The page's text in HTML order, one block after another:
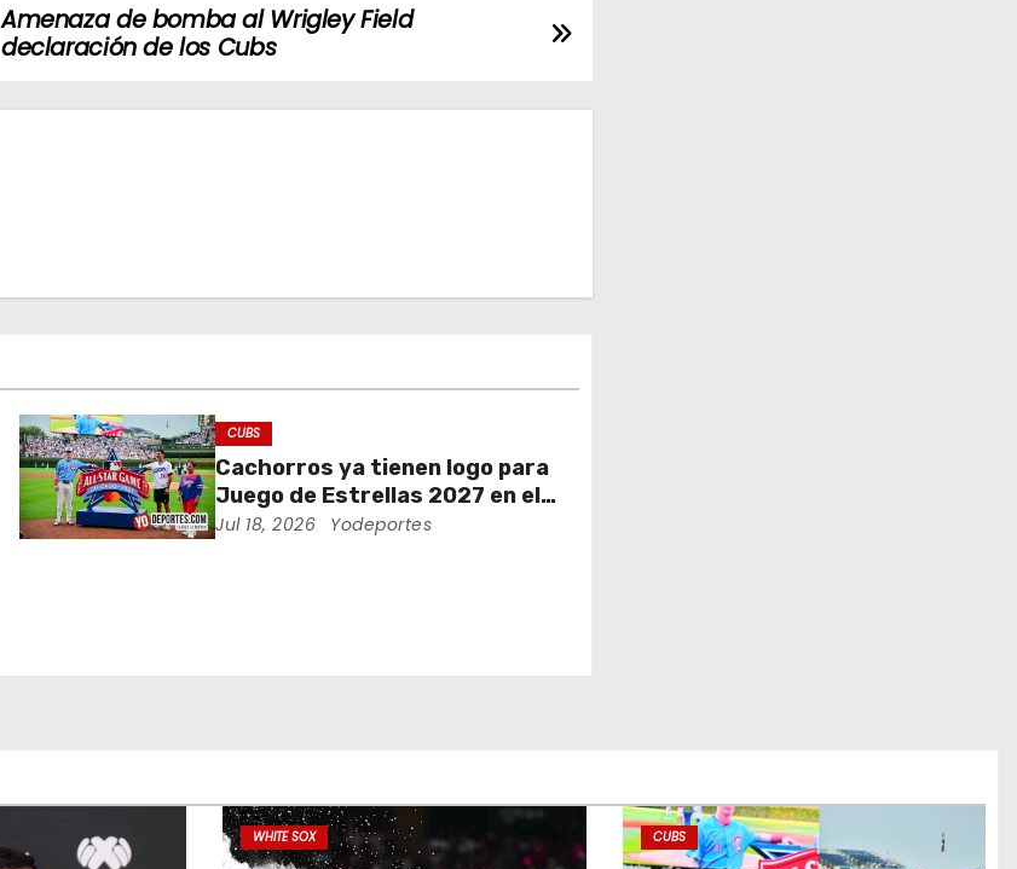
Amenaza de bomba al Wrigley Field
declaración de los Cubs
CUBS
Cachorros ya tienen logo para
Juego de Estrellas 2027 en el
Wrigley Field
Jul 18, 2026 Yodeportes
WHITE SOX CUBS